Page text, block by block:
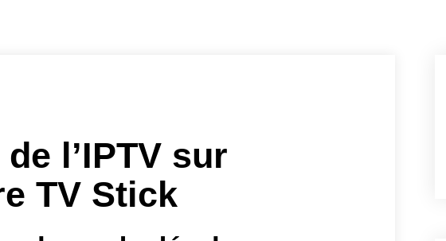
l’IPTV sur
TV Stick